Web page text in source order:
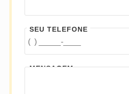
SEU TELEFONE
MENSAGEM